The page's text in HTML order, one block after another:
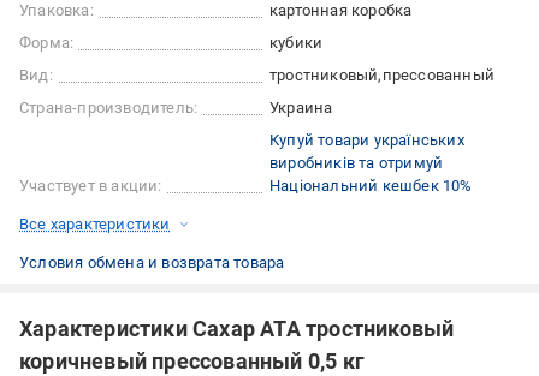
Упаковка:
картонная коробка
Форма:
кубики
Вид:
тростниковый прессованный
Страна-производитель:
Украина
Участвует в акции:
Купуй товари українських
виробників та отримуй
Національний кешбек 10%
Все характеристики
Условия обмена и возврата товара
Характеристики Сахар АТА тростниковый
коричневый прессованный 0,5 кг